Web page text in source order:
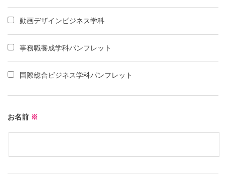
動画デザインビジネス学科
事務職養成学科パンフレット
国際総合ビジネス学科パンフレット
お名前 ※